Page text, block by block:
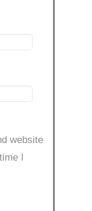
website
I